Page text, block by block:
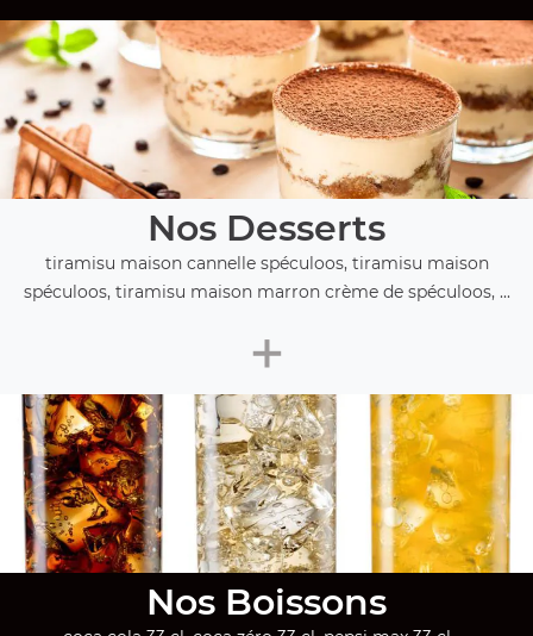
Nos Desserts
tiramisu maison cannelle spéculoos, tiramisu maison
spéculoos, tiramisu maison marron crème de spéculoos, ...
+
Nos Boissons